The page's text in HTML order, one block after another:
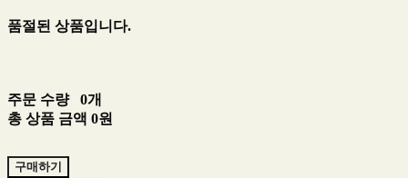
품절된 상품입니다.
주문 수량
0개
총 상품 금액 0원
구매하기